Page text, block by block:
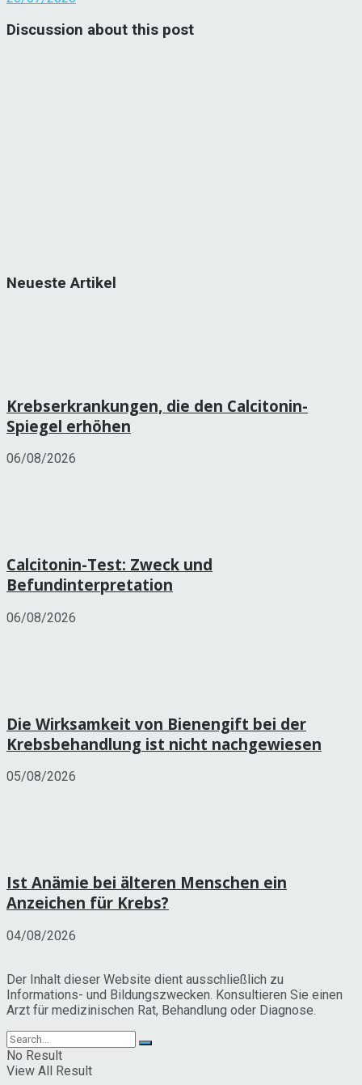
Discussion about this post
Neueste Artikel
Krebserkrankungen, die den Calcitonin-
Spiegel erhöhen
06/08/2026
Calcitonin-Test: Zweck und
Befundinterpretation
06/08/2026
Die Wirksamkeit von Bienengift bei der
Krebsbehandlung ist nicht nachgewiesen
05/08/2026
Ist Anämie bei älteren Menschen ein
Anzeichen für Krebs?
04/08/2026
Der Inhalt dieser Website dient ausschließlich zu
Informations- und Bildungszwecken. Konsultieren Sie einen
Arzt für medizinischen Rat, Behandlung oder Diagnose.
No Result
View All Result